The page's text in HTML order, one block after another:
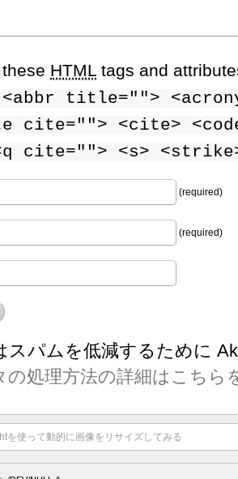
HTML tags and
title="">
cite=""> <cite>
cite=""> <s>
(required)
(required)
スパムを低減するために
の処理方法の詳細はこちら
を使って動的に画像をリサイズしてみる